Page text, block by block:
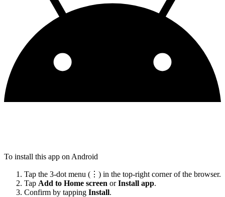
To install this app on Android
Tap the 3-dot menu (⋮) in the top-right corner of the browser.
Tap Add to Home screen orInstall app.
Confirm by tapping Install.